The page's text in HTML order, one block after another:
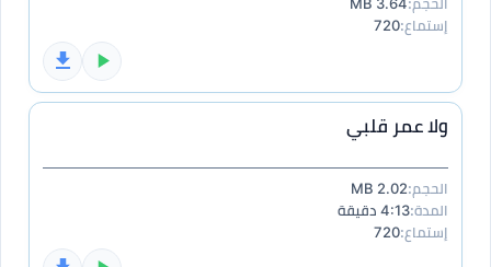
إستماع:720
ولا عمر قلبي
الحجم:2.02 MB
المدة:4:13 دقيقة
إستماع:720